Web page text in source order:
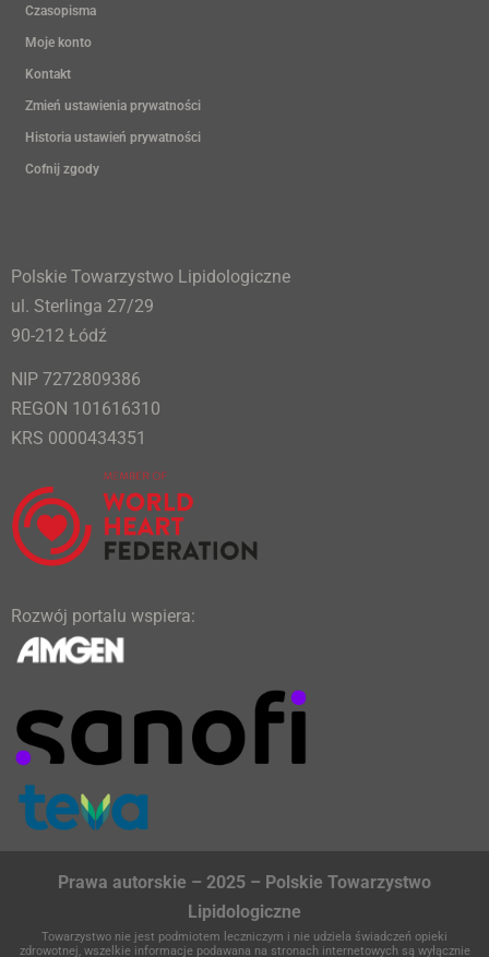
Czasopisma
Moje konto
Kontakt
Zmień ustawienia prywatności
Historia ustawień prywatności
Cofnij zgody
Polskie Towarzystwo Lipidologiczne
ul. Sterlinga 27/29
90-212 Łódź
NIP 7272809386
REGON 101616310
KRS 0000434351
Rozwój portalu wspiera:
Prawa autorskie – 2025 – Polskie Towarzystwo
Lipidologiczne
Towarzystwo nie jest podmiotem leczniczym i nie udziela świadczeń opieki
zdrowotnej, wszelkie informacje podawana na stronach internetowych są wyłącznie